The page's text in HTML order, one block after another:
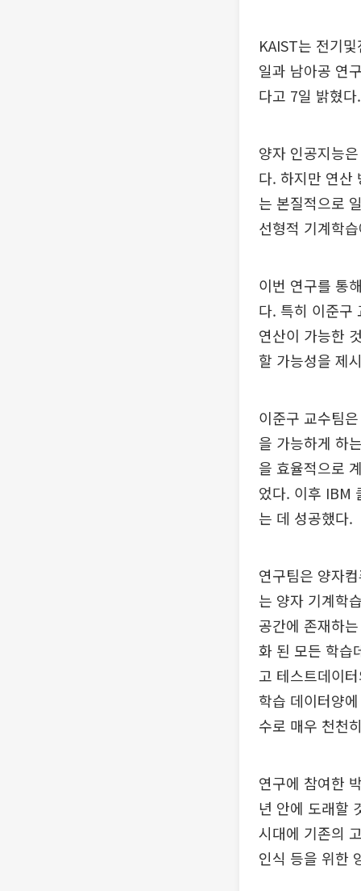
KAIST는 전기
일과 남아공 연
다고 7일 밝혔다.
양자 인공지능
다. 하지만 연산
는 본질적으로
선형적 기계학
이번 연구를 통
다. 특히 이준구
연산이 가능한
할 가능성을 제
이준구 교수팀
을 가능하게 하
을 효율적으로
었다. 이후 IBM
는 데 성공했다.
연구팀은 양자
는 양자 기계학
공간에 존재하
화 된 모든 학습
고 테스트데이
학습 데이터양
수로 매우 천천
연구에 참여한
년 안에 도래할
시대에 기존의
인식 등을 위한